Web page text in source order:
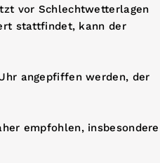
vor Schlechtwetterlagen
stattfindet, kann der
angepfiffen werden, der
empfohlen, insbesondere